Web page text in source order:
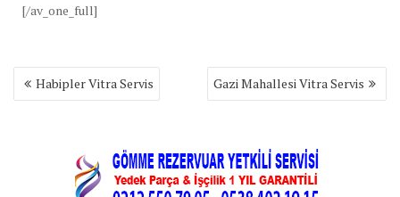
[/av_one_full]
Yazı
gezinmesi
Habipler Vitra Servis Gazi Mahallesi Vitra Servis